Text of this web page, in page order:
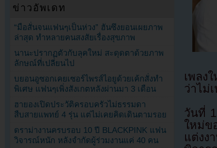
เพลง
ว่าไม่
วันที่
ใหม่ข
แต่งง
ข่าวอัพเดท
“มือสั่นจนแฟนๆเป็นห่วง” ฮันซึงยอนเผยภาพ
ล่าสุด ทำหลายคนสงสัยเรื่องสุขภาพ
นานะปรากฏตัวกับลุคใหม่ สะดุดตาด้วยภาพ
ลักษณ์ที่เปลี่ยนไป
บยอนอูซอกเคยเซอร์ไพรส์ไอยูด้วยเค้กสั่งทำ
พิเศษ แฟนๆเพิ่งสังเกตหลังผ่านมา 3 เดือน
ฮายองเปิดประวัติครอบครัวไม่ธรรมดา
สืบสายแพทย์ 4 รุ่น แต่ไม่เคยคิดเดินตามรอย
ดราม่างานครบรอบ 10 ปี BLACKPINK แฟน
วิจารณ์หนัก หลังจำกัดผู้ร่วมงานแค่ 40 คน